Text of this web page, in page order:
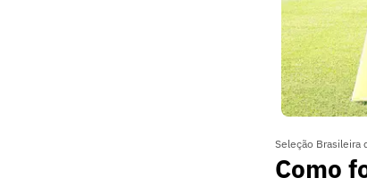
Seleção Brasileira
Como